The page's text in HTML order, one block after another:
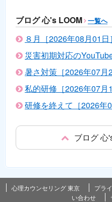
ブログ 心's LOOM 一覧へ
８月［2026年08月01日］
災害初期対応の
暑さ対策［2026年07月
私的研修［2026年07月
研修を終えて［2026年
ブログ 心
心理カウンセリング 東京 プラ
い合わせ